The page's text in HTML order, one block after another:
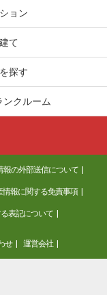
ョン
て
探す
クルーム
報の外部送信について
情報に関する免責事項
表記について
せ 運営会社